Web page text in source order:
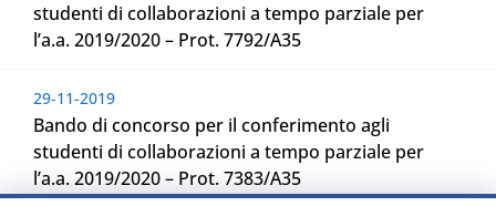
studenti di collaborazioni a tempo parziale per
l’a.a. 2019/2020 – Prot. 7792/A35
29-11-2019
Bando di concorso per il conferimento agli
studenti di collaborazioni a tempo parziale per
l’a.a. 2019/2020 – Prot. 7383/A35